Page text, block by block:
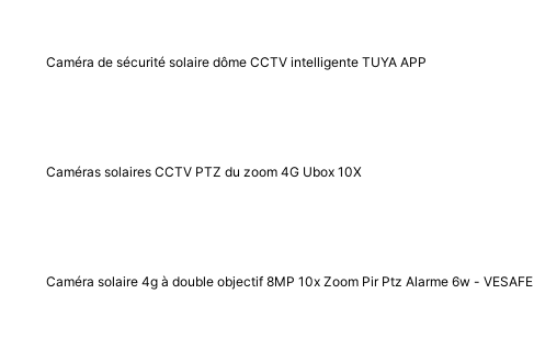
Caméra de sécurité solaire dôme CCTV intelligente TUYA APP
Caméras solaires CCTV PTZ du zoom 4G Ubox 10X
Caméra solaire 4g à double objectif 8MP 10x Zoom Pir Ptz Alarme 6w - VESAFE